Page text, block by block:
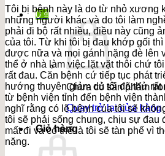
0₫
Chưa có sản phẩm
Quay trở lại cửa hàng
Giỏ hàng
Tôi bị bệnh này là do từ nhỏ xương
những người khác và do tôi làm
phải đi bộ rất nhiều, điều này cũng
của tôi. Từ khi tôi bị đau khớp gối
được nữa và mọi gánh nặng đè lên
thể ở nhà làm việc lặt vặt thôi chứ
rất đau. Căn bệnh cứ tiếp tục phát
hướng thuyên giảm dù tôi đã thử rất
từ bệnh viện tỉnh đến bệnh viện
nghĩ rằng có lẽ bệnh của tôi sẽ
tôi sẽ phải sống chung, chịu sự đau
mất đi và có thể là tôi sẽ tàn phế vì
nặng.